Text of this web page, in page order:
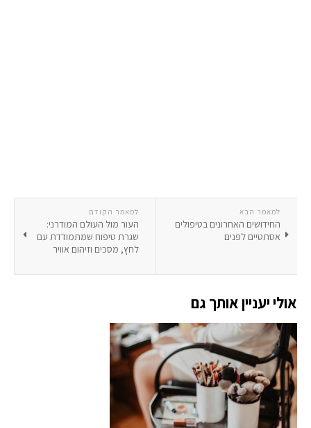
למאמר הקודם
העור מול העולם המודרני:
שגרת טיפוח שמתמודדת עם
לחץ, מסכים וזיהום אוויר
למאמר הבא
החידושים האחרונים בטיפולים
אסתטיים לפנים
אולי יעניין אותך גם